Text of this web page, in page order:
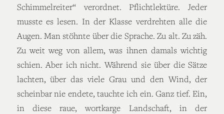
Schimmelreiter“ verordnet. Pflichtlektüre. Jeder
musste es lesen. In der Klasse verdrehten alle die
Augen. Man stöhnte über die Sprache. Zu alt. Zu zäh.
Zu weit weg von allem, was ihnen damals wichtig
schien. Aber ich nicht. Während sie über die Sätze
lachten, über das viele Grau und den Wind, der
scheinbar nie endete, tauchte ich ein. Ganz tief. Ein,
in diese raue, wortkarge Landschaft, in der